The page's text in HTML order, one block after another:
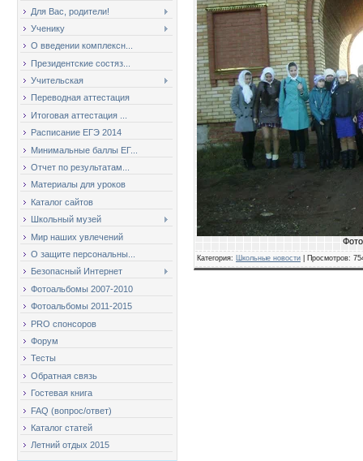
Для Вас, родители!
Ученику
О введении комплексн...
Президентские состяз...
Учительская
Переводная аттестация
Итоговая аттестация ...
Расписание ЕГЭ 2014
Минимальные баллы ЕГ...
Отчет по результатам...
Материалы для уроков
Каталог сайтов
Школьный музей
Мир наших увлечений
О защите персональны...
Безопасный Интернет
Фотоальбомы 2007-2010
Фотоальбомы 2011-2015
PRO спонсоров
Форум
Тесты
Обратная связь
Гостевая книга
FAQ (вопрос/ответ)
Каталог статей
Летний отдых 2015
Категория: Школьные новости Просмотров: